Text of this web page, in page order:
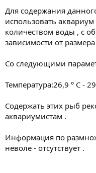
Для содержания
использовать
количеством воды , с
зависимости от
Со следующими
Температура:26,9 ° С -
Содержать этих рыб
аквариумистам .
Информация по
неволе - отсутствует .